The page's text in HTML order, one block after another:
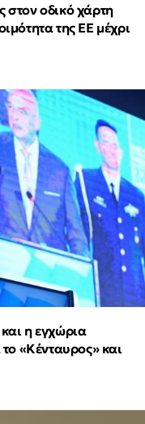
στον οδικό χάρτη
της ΕΕ μέχρι
η εγχώρια
το «Κένταυρος» και